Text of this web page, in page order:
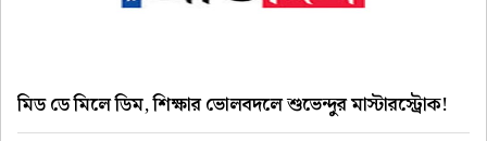
মিড ডে মিলে ডিম, শিক্ষার ভোলবদলে শুভেন্দুর মাস্টারস্ট্রোক!